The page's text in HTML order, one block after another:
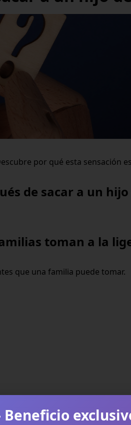
por qué esta sensación
de sacar a un
toman a la
que una familia puede tomar.